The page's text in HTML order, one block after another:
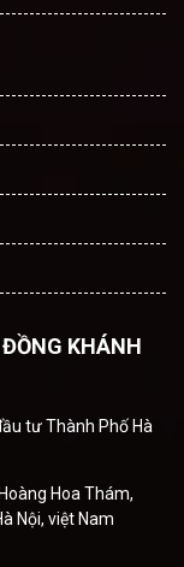
KHÁNH
tư Thành Phố Hà
Hoa Thám,
Nội, việt Nam